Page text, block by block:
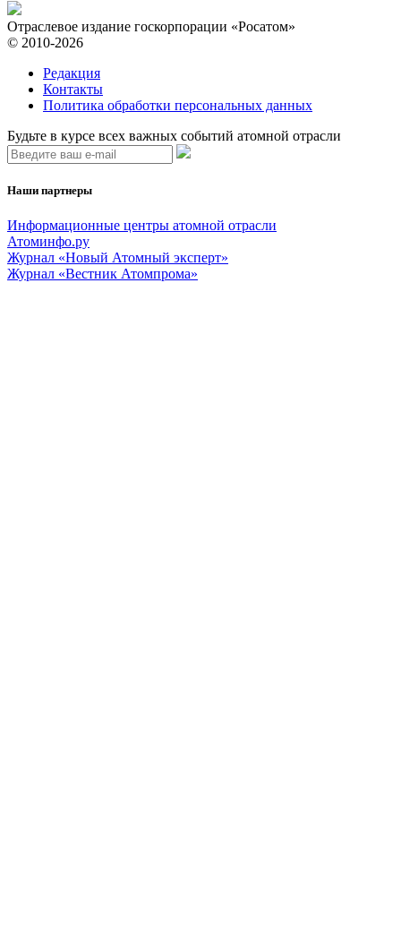
Отраслевое издание госкорпорации «Росатом»
© 2010-2026
Редакция
Контакты
Политика обработки персональных данных
Будьте в курсе всех важных событий атомной отрасли
Наши партнеры
Информационные центры атомной отрасли
Атоминфо.ру
Журнал «Новый Атомный эксперт»
Журнал «Вестник Атомпрома»